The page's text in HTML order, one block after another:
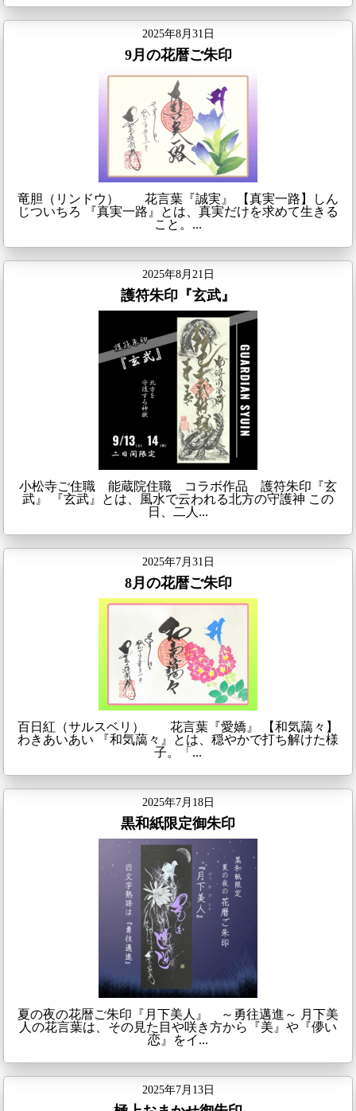
2025年8月31日
9月の花暦ご朱印
竜胆（リンドウ） 花言葉『誠実』 【真実一路】しん
じついちろ 『真実一路』とは、真実だけを求めて生きる
こと。...
2025年8月21日
護符朱印『玄武』
小松寺ご住職 能蔵院住職 コラボ作品 護符朱印『玄
武』 『玄武』とは、風水で云われる北方の守護神 この
日、二人...
2025年7月31日
8月の花暦ご朱印
百日紅（サルスベリ） 花言葉『愛嬌』 【和気藹々】
わきあいあい 『和気藹々』とは、穏やかで打ち解けた様
子。「...
2025年7月18日
黒和紙限定御朱印
夏の夜の花暦ご朱印『月下美人』 ～勇往邁進～ 月下美
人の花言葉は、その見た目や咲き方から『美』や『儚い
恋』をイ...
2025年7月13日